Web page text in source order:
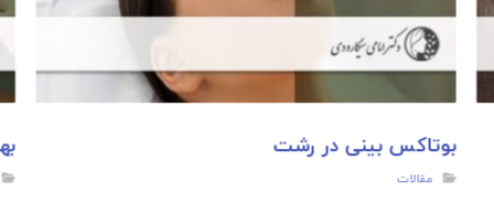
بوتاکس بینی در رشت
مقالات